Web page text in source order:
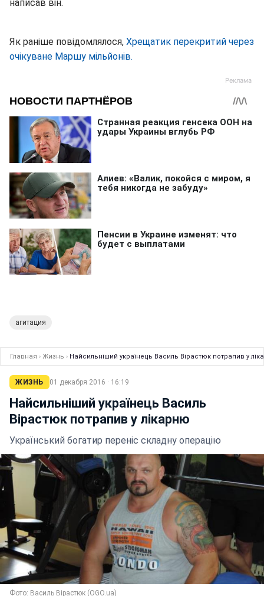
написав він.
Як раніше повідомлялося, Хрещатик перекритий через
очікуване Маршу мільйонів.
агитация
Главная › Жизнь › Найсильніший українець Василь Вірастюк потрапив у
ЖИЗНЬ 01 декабря 2016 · 16:19
Найсильніший українець Василь
Вірастюк потрапив у лікарню
Український богатир переніс складну операцію
Фото: Василь Вірастюк (OGO.ua)